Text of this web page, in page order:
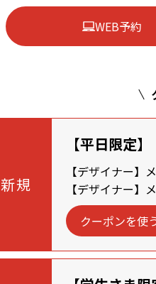
WEB予約
新規
【平日限定
【デザイナー
【デザイナー
クーポンを使